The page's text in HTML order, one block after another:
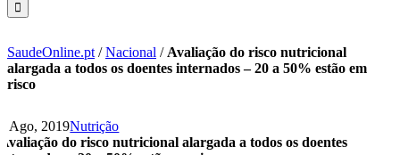
SaudeOnline.pt /Nacional / Avaliação do risco nutricional
alargada a todos os doentes internados – 20 a 50% estão em
risco
5 Ago, 2019Nutrição
Avaliação do risco nutricional alargada a todos os doentes